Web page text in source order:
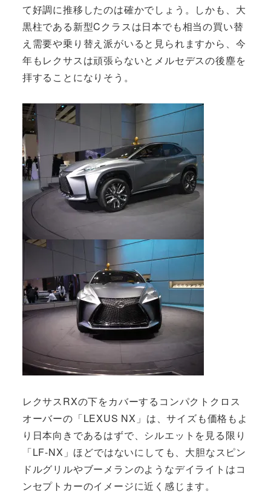
て好調に推移したのは確かでしょう。しかも、大
黒柱である新型Cクラスは日本でも相当の買い替
え需要や乗り替え派がいると見られますから、今
年もレクサスは頑張らないとメルセデスの後塵を
拝することになりそう。
レクサスRXの下をカバーするコンパクトクロス
オーバーの「LEXUS NX」は、サイズも価格もよ
り日本向きであるはずで、シルエットを見る限り
「LF-NX」ほどではないにしても、大胆なスピン
ドルグリルやブーメランのようなデイライトはコ
ンセプトカーのイメージに近く感じます。